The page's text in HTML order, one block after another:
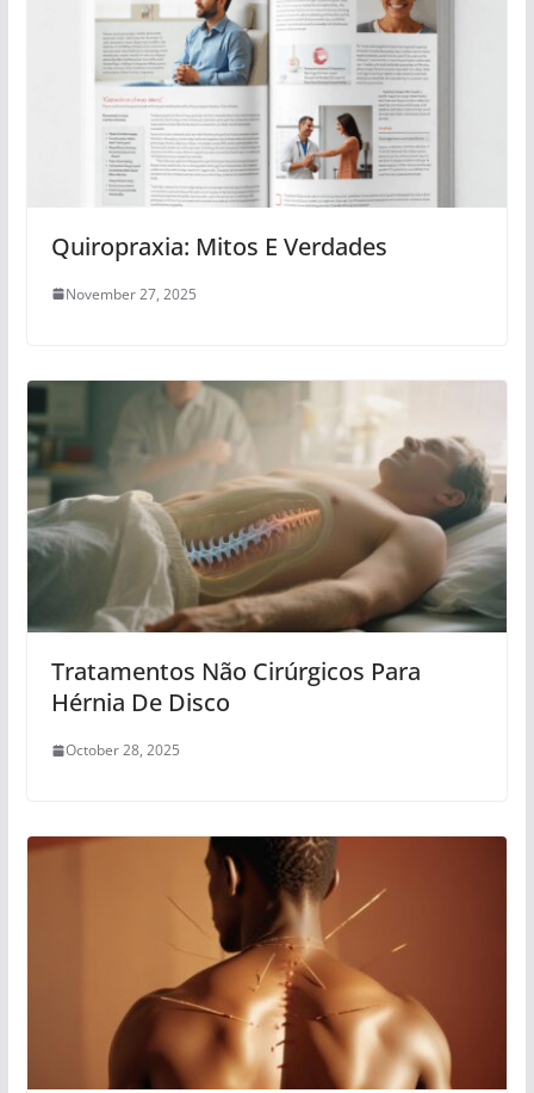
Quiropraxia: Mitos E Verdades
November 27, 2025
Tratamentos Não Cirúrgicos Para
Hérnia De Disco
October 28, 2025